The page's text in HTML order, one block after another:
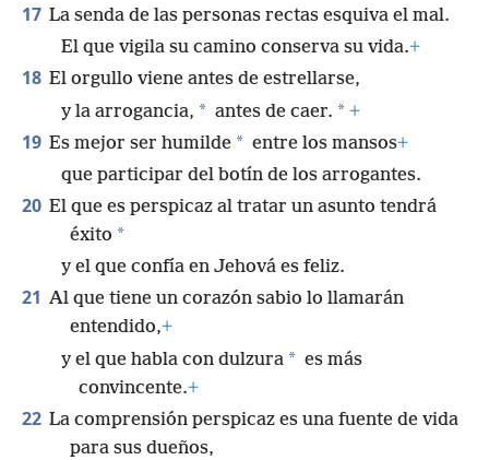
17 La senda de las personas rectas esquiva el mal.
El que vigila su camino conserva su vida.+
18 El orgullo viene antes de estrellarse,
y la arrogancia, * antes de caer. * +
19 Es mejor ser humilde * entre los mansos+
que participar del botín de los arrogantes.
20 El que es perspicaz al tratar un asunto tendrá
éxito *
y el que confía en Jehová es feliz.
21 Al que tiene un corazón sabio lo llamarán
entendido,+
y el que habla con dulzura * es más
convincente.+
22 La comprensión perspicaz es una fuente de vida
para sus dueños,